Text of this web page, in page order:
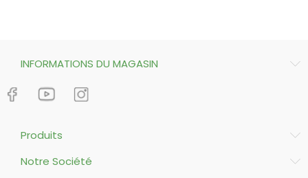
INFORMATIONS DU MAGASIN
Produits
Notre Société